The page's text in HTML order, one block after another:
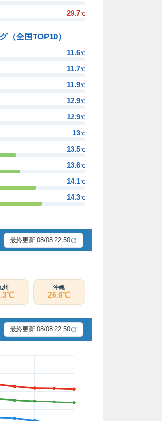
29.7℃
（全国TOP10）
11.6℃
11.7℃
11.9℃
12.9℃
12.9℃
13℃
13.5℃
13.6℃
14.1℃
14.3℃
最終更新 08/08 22:50
州 沖縄
26.9℃
最終更新 08/08 22:50